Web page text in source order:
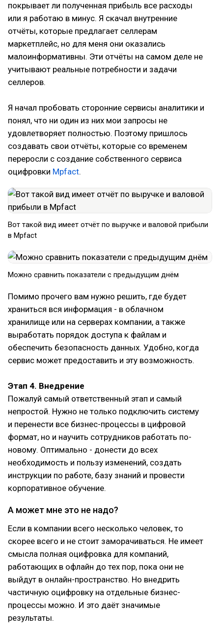
покрывает ли полученная прибыль все расходы
или я работаю в минус. Я скачал внутренние
отчёты, которые предлагает селлерам
маркетплейс, но для меня они оказались
малоинформативны. Эти отчёты на самом деле не
учитывают реальные потребности и задачи
селлеров.
Я начал пробовать сторонние сервисы аналитики и
понял, что ни один из них мои запросы не
удовлетворяет полностью. Поэтому пришлось
создавать свои отчёты, которые со временем
переросли с создание собственного сервиса
оцифровки Mpfact.
Вот такой вид имеет отчёт по выручке и валовой прибыли
в Mpfact
Можно сравнить показатели с предыдущим днём
Помимо прочего вам нужно решить, где будет
храниться вся информация - в облачном
хранилище или на серверах компании, а также
выработать порядок доступа к файлам и
обеспечить безопасность данных. Удобно, когда
сервис может предоставить и эту возможность.
Этап 4. Внедрение
Пожалуй самый ответственный этап и самый
непростой. Нужно не только подключить систему
и перенести все бизнес-процессы в цифровой
формат, но и научить сотрудников работать по-
новому. Оптимально - донести до всех
необходимость и пользу изменений, создать
инструкции по работе, базу знаний и провести
корпоративное обучение.
А может мне это не надо?
Если в компании всего несколько человек, то
скорее всего и не стоит заморачиваться. Не имеет
смысла полная оцифровка для компаний,
работающих в офлайн до тех пор, пока они не
выйдут в онлайн-пространство. Но внедрить
частичную оцифровку на отдельные бизнес-
процессы можно. И это даёт значимые
результаты.